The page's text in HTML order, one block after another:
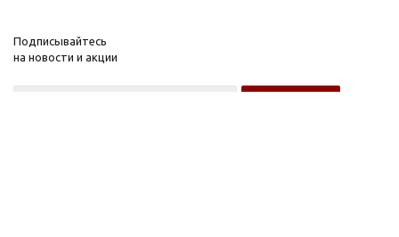
Подписывайтесь
на новости и акции